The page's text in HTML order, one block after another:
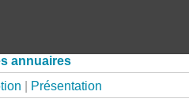
annuaires
Présentation